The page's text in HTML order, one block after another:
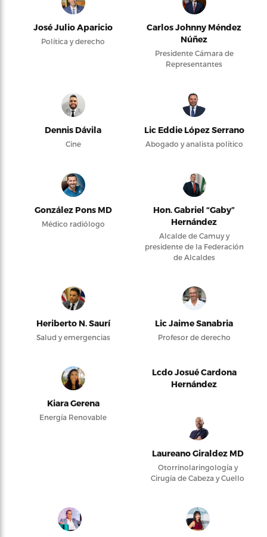
José Julio Aparicio
Política y derecho
Carlos Johnny Méndez
Núñez
Presidente Cámara de
Representantes
Dennis Dávila
Cine
Lic Eddie López Serrano
Abogado y analista político
González Pons MD
Médico radiólogo
Hon. Gabriel “Gaby”
Hernández
Alcalde de Camuy y
presidente de la Federación
de Alcaldes
Heriberto N. Saurí
Salud y emergencias
Lic Jaime Sanabria
Profesor de derecho
Kiara Gerena
Energía Renovable
Lcdo Josué Cardona
Hernández
Laureano Giraldez MD
Otorrinolaringología y
Cirugía de Cabeza y Cuello